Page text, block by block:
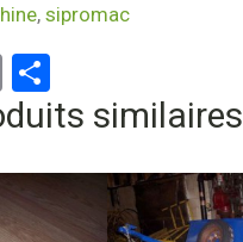
, sipromac
Print
similaires